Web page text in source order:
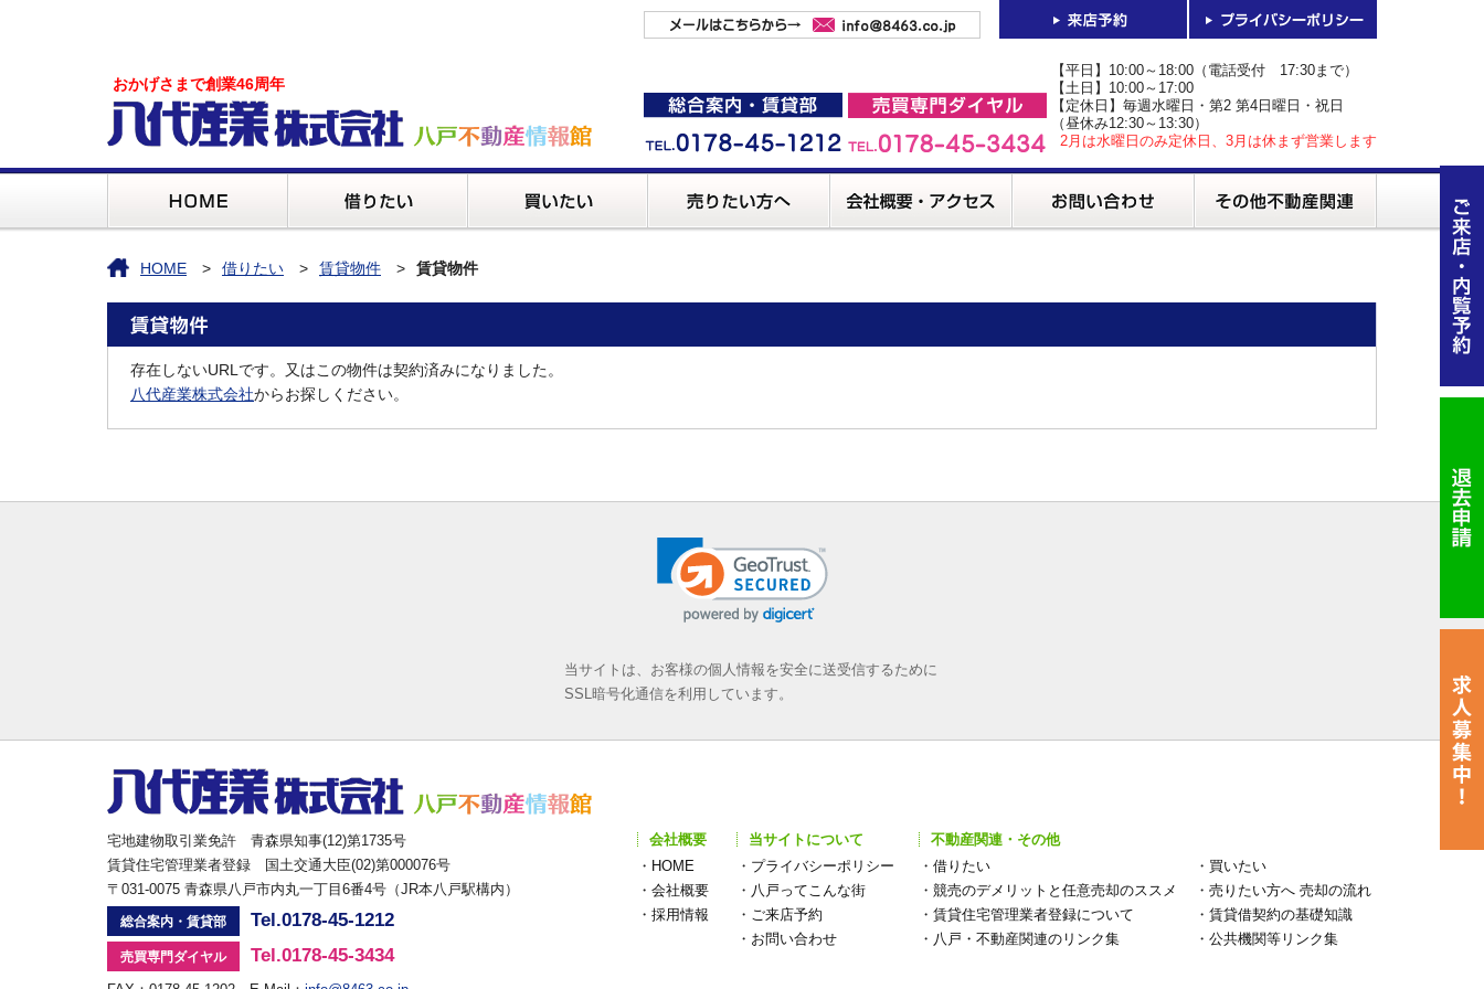
おかげさまで創業46周年
【平日】10:00～18:00（電話受付 17:30まで）
【土日】10:00～17:00
【定休日】毎週水曜日・第2 第4日曜日・祝日
（昼休み12:30～13:30）
2月は水曜日のみ定休日、3月は休まず営業します
HOME 借りたい 賃貸物件 賃貸物件
存在しないURLです。又はこの物件は契約済みになりました。
八代産業株式会社からお探しください。
当サイトは、お客様の個人情報を安全に送受信するために
SSL暗号化通信を利用しています。
宅地建物取引業免許 青森県知事(12)第1735号
賃貸住宅管理業者登録 国土交通大臣(02)第000076号
〒031-0075 青森県八戸市内丸一丁目6番4号（JR本八戸駅構内）
総合案内・賃貸部 Tel.0178-45-1212
売買専門ダイヤル Tel.0178-45-3434
会社概要
・ HOME
・ 会社概要
・ 採用情報
当サイトについて
・ プライバシーポリシー
・ 八戸ってこんな街
・ ご来店予約
・ お問い合わせ
不動産関連・その他
・ 借りたい ・ 買いたい
・ 競売のデメリットと任意売却のススメ ・ 売りたい方へ 売却の流れ
・ 賃貸住宅管理業者登録について ・ 賃貸借契約の基礎知識
・ 八戸・不動産関連のリンク集 ・ 公共機関等リンク集